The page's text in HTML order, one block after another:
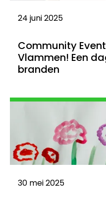
24 juni 2025
Community
Vlammen! Een
branden
meer
30 mei 2025